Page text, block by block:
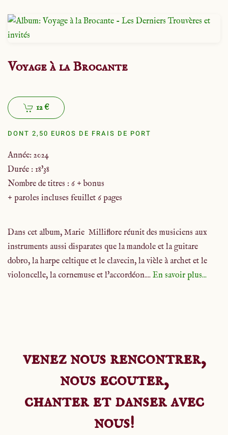
Voyage à la Brocante
12 €
DONT 2,50 EUROS DE FRAIS DE PORT
Année: 2024
Durée : 18'38
Nombre de titres : 6 + bonus
+ paroles incluses feuillet 6 pages
Dans cet album, Marie Milliflore réunit des musiciens aux
instruments aussi disparates que la mandole et la guitare
dobro, la harpe celtique et le clavecin, la vièle à archet et le
violoncelle, la cornemuse et l'accordéon.... En savoir plus...
venez nous rencontrer,
nous ecouter,
chanter et danser avec
nous!